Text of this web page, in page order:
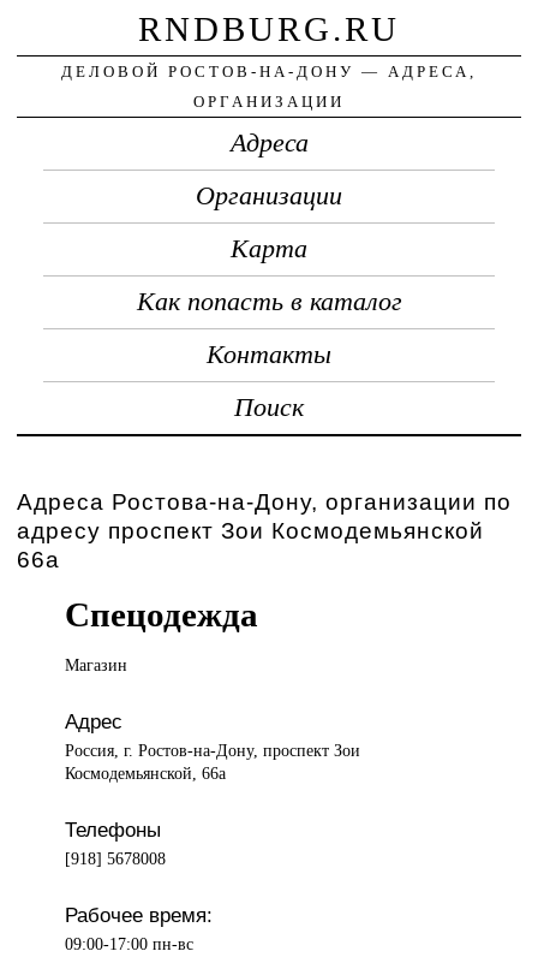
RNDBURG.RU
ДЕЛОВОЙ РОСТОВ-НА-ДОНУ — АДРЕСА,
ОРГАНИЗАЦИИ
Адреса
Организации
Карта
Как попасть в каталог
Контакты
Поиск
Адреса Ростова-на-Дону, организации по
адресу проспект Зои Космодемьянской
66а
Спецодежда
Магазин
Адрес
Россия, г. Ростов-на-Дону, проспект Зои
Космодемьянской, 66а
Телефоны
[918] 5678008
Рабочее время:
09:00-17:00 пн-вс